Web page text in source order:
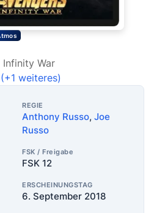
Infinity War
(+1 weiteres)
REGIE
Anthony Russo, Joe
Russo
FSK / Freigabe
FSK 12
ERSCHEINUNGSTAG
6. September 2018